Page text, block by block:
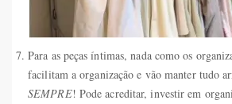
Para as peças íntimas, nada como os
facilitam a organização e vão manter tudo
SEMPRE! Pode acreditar, investir em